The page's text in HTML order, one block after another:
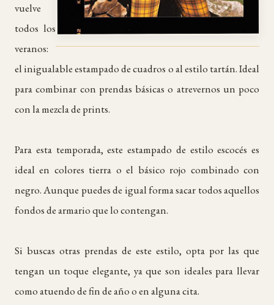
vuelve
todos los
veranos:
el inigualable estampado de cuadros o al estilo tartán. Ideal
para combinar con prendas básicas o atrevernos un poco
con la mezcla de prints.
Para esta temporada, este estampado de estilo escocés es
ideal en colores tierra o el básico rojo combinado con
negro. Aunque puedes de igual forma sacar todos aquellos
fondos de armario que lo contengan.
Si buscas otras prendas de este estilo, opta por las que
tengan un toque elegante, ya que son ideales para llevar
como atuendo de fin de año o en alguna cita.